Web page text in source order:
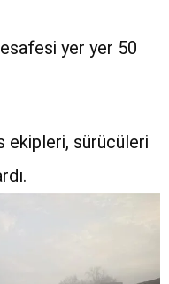
yer yer 50
ekipleri, sürücüleri